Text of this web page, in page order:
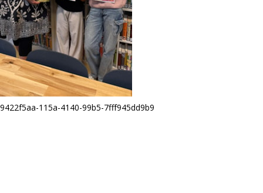
9422f5aa-115a-4140-99b5-7fff945dd9b9